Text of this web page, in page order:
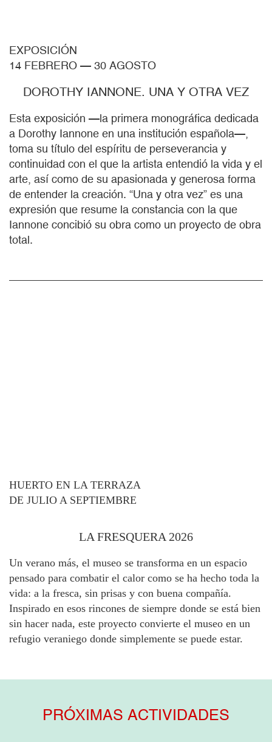
EXPOSICIÓN
14 FEBRERO — 30 AGOSTO
DOROTHY IANNONE. UNA Y OTRA VEZ
Esta exposición —la primera monográfica dedicada
a Dorothy Iannone en una institución española—,
toma su título del espíritu de perseverancia y
continuidad con el que la artista entendió la vida y el
arte, así como de su apasionada y generosa forma
de entender la creación. “Una y otra vez” es una
expresión que resume la constancia con la que
Iannone concibió su obra como un proyecto de obra
total.
HUERTO EN LA TERRAZA
DE JULIO A SEPTIEMBRE
LA FRESQUERA 2026
Un verano más, el museo se transforma en un espacio
pensado para combatir el calor como se ha hecho toda la
vida: a la fresca, sin prisas y con buena compañía.
Inspirado en esos rincones de siempre donde se está bien
sin hacer nada, este proyecto convierte el museo en un
refugio veraniego donde simplemente se puede estar.
PRÓXIMAS ACTIVIDADES